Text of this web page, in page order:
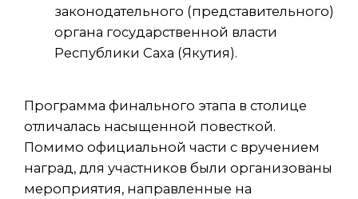
законодательного (представительного)
органа государственной власти
Республики Саха (Якутия).
Программа финального этапа в столице
отличалась насыщенной повесткой.
Помимо официальной части с вручением
наград, для участников были организованы
мероприятия, направленные на